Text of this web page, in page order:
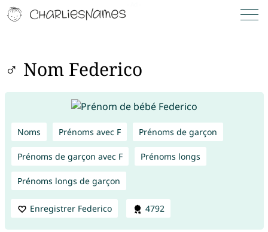
♂ Nom Federico
Noms Prénoms avec F Prénoms de garçon
Prénoms de garçon avec F Prénoms longs
Prénoms longs de garçon
Enregistrer Federico 4792